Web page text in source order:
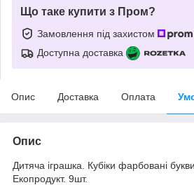
Що таке купити з Пром?
Замовлення під захистом
Доступна доставка
Опис Доставка Оплата
Опис
Дитяча іграшка. Кубіки фарбовані
Екопродукт. 9шт.